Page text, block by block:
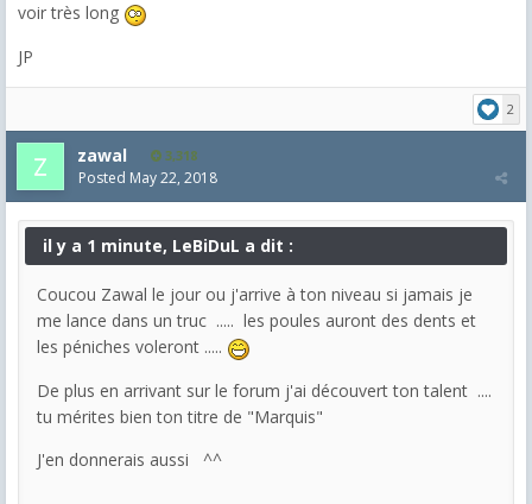
voir très long
JP
2
zawal 3,318
Posted May 22, 2018
il y a 1 minute, LeBiDuL a dit :
Coucou Zawal le jour ou j'arrive à ton niveau si jamais je
me lance dans un truc ..... les poules auront des dents et
les péniches voleront .....
De plus en arrivant sur le forum j'ai découvert ton talent ....
tu mérites bien ton titre de "Marquis"
J'en donnerais aussi ^^